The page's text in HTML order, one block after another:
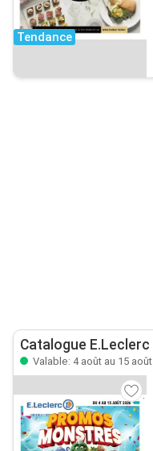
Tendance
Catalogue E.Leclerc
Valable: 4 août au 15 août